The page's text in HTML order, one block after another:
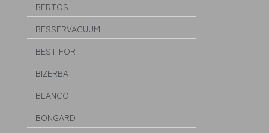
BERTOS
BESSERVACUUM
BEST FOR
BIZERBA
BLANCO
BONGARD